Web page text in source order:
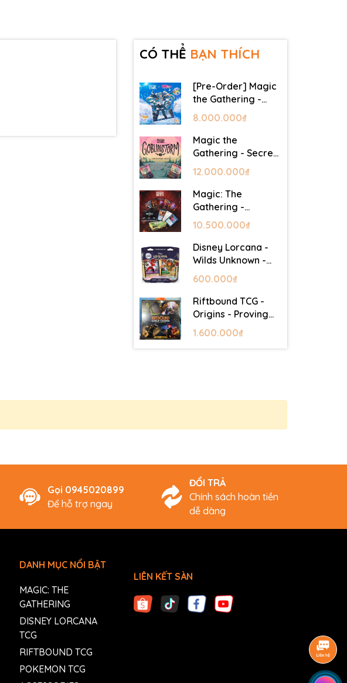
CÓ THỂ BẠN THÍCH
[Pre-Order] Magic
the Gathering -
Secret Lair -
Commander Deck:
Hatsune Miku
8.000.000₫
Magic the
Gathering - Secret
Lair - Commander
Deck: Goblin Storm
12.000.000₫
Magic: The
Gathering -
Mystery Booster 2
- Festival in a Box
(Las Vegas 2026)
10.500.000₫
Disney Lorcana -
Wilds Unknown -
Starter Set
600.000₫
Riftbound TCG -
Origins - Proving
Grounds Box Set
1.600.000₫
Gọi 0945020899
Để hỗ trợ ngay
ĐỔI TRẢ
Chính sách hoàn tiền
dễ dàng
DANH MỤC NỔI BẬT
MAGIC: THE
GATHERING
DISNEY LORCANA
TCG
RIFTBOUND TCG
POKEMON TCG
LIÊN KẾT SÀN